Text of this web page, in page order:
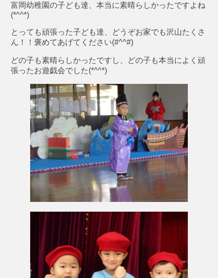
富岡幼稚園の子ども達、本当に素晴らしかったですよね
(*^^*)
とっても頑張った子ども達、どうぞお家でも沢山たくさ
ん！！褒めてあげてください(#^^#)
どの子も素晴らしかったですし、どの子も本当によく頑
張ったお遊戯会でした(*^^*)